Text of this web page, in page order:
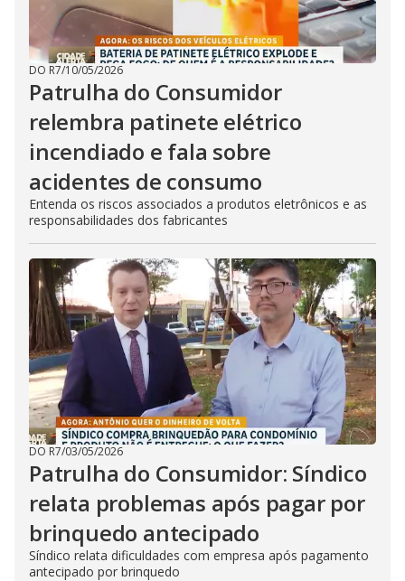
DO R7/10/05/2026
Patrulha do Consumidor
relembra patinete elétrico
incendiado e fala sobre
acidentes de consumo
Entenda os riscos associados a produtos eletrônicos e as
responsabilidades dos fabricantes
DO R7/03/05/2026
Patrulha do Consumidor: Síndico
relata problemas após pagar por
brinquedo antecipado
Síndico relata dificuldades com empresa após pagamento
antecipado por brinquedo